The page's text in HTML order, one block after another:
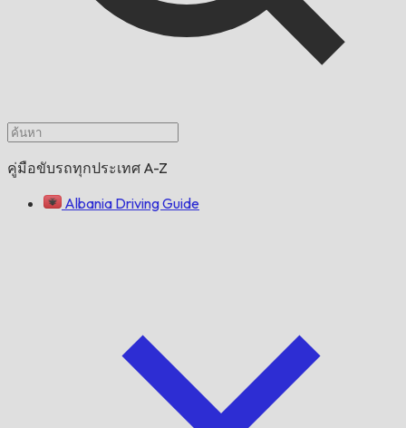
คู่มือขับรถทุกประเทศ A-Z
Albania Driving Guide